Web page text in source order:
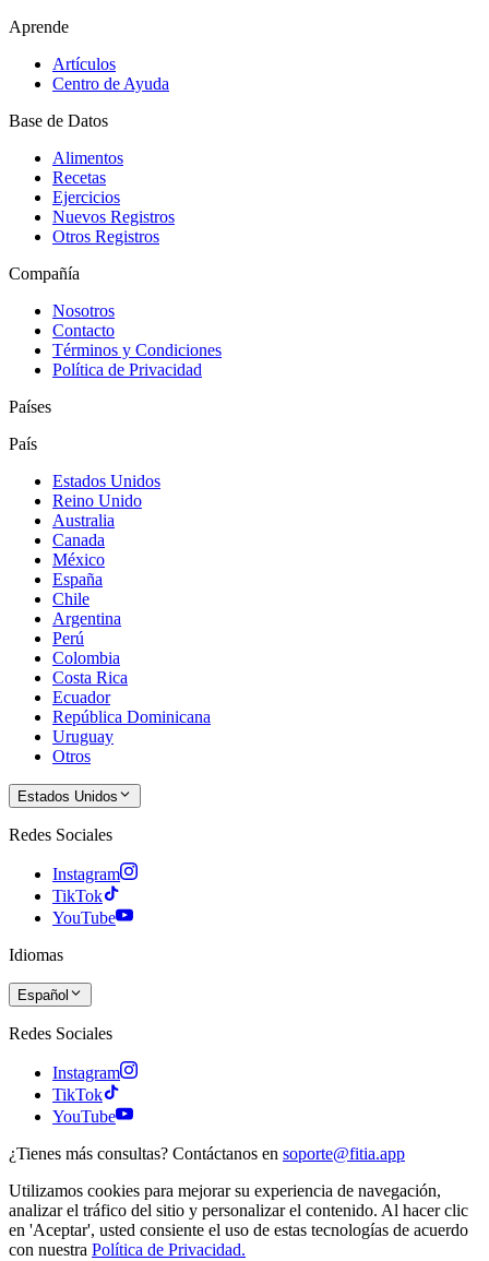
Aprende
Artículos
Centro de Ayuda
Base de Datos
Alimentos
Recetas
Ejercicios
Nuevos Registros
Otros Registros
Compañía
Nosotros
Contacto
Términos y Condiciones
Política de Privacidad
Países
País
Estados Unidos
Reino Unido
Australia
Canada
México
España
Chile
Argentina
Perú
Colombia
Costa Rica
Ecuador
República Dominicana
Uruguay
Otros
Estados Unidos
Redes Sociales
Instagram
TikTok
YouTube
Idiomas
Español
Redes Sociales
Instagram
TikTok
YouTube
¿Tienes más consultas? Contáctanos en soporte@fitia.app
Utilizamos cookies para mejorar su experiencia de navegación,
analizar el tráfico del sitio y personalizar el contenido. Al hacer clic
en 'Aceptar', usted consiente el uso de estas tecnologías de acuerdo
con nuestra Política de Privacidad.